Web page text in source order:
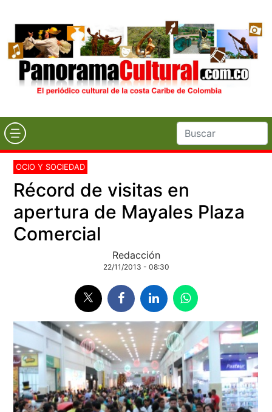
OCIO Y SOCIEDAD
Récord de visitas en
apertura de Mayales Plaza
Comercial
Redacción
22/11/2013 - 08:30